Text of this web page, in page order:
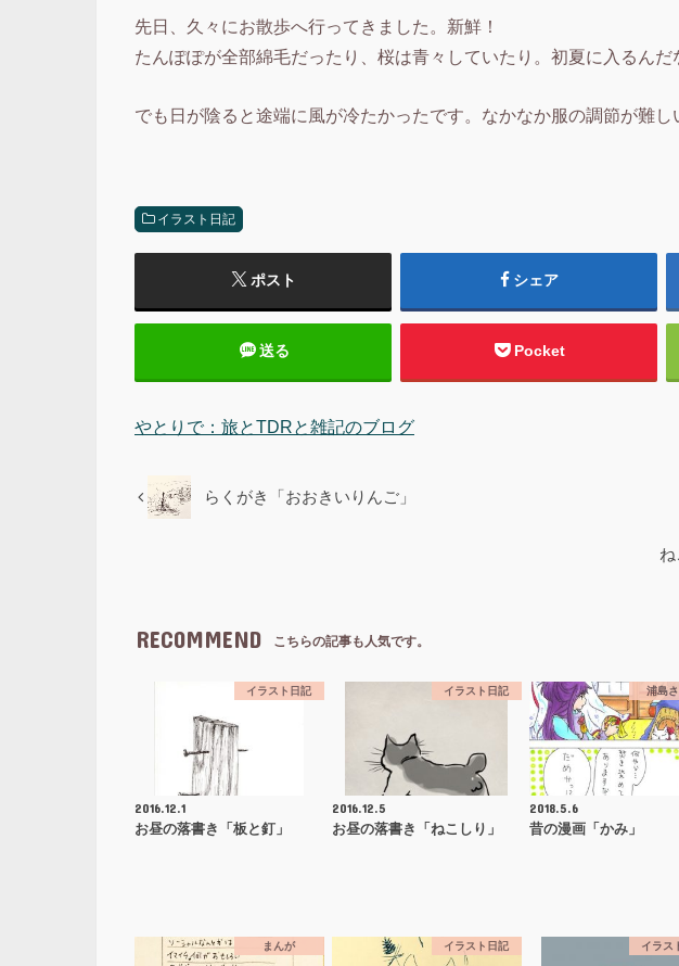
先日、久々にお散歩へ行ってきました。新鮮！
たんぽぽが全部綿毛だったり、桜は青々していたり。初夏に入るん
でも日が陰ると途端に風が冷たかったです。なかなか服の調節が難し
イラスト日記
ポスト シェア
送る Pocket
やとりで：旅とTDRと雑記のブログ
らくがき「おおきいりんご」
RECOMMEND こちらの記事も人気です。
イラスト日記
2016.12.1
お昼の落書き「板と釘」
イラスト日記
2016.12.5
お昼の落書き「ねこしり」
浦島
2018.5.6
昔の漫画「かみ」
まんが イラスト日記 イラス